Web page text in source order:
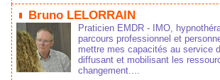
Bruno LELORRAIN
Praticien EMDR - IMO,
parcours professionnel et
mettre mes capacités au service
diffusant et mobilisant les
changement....